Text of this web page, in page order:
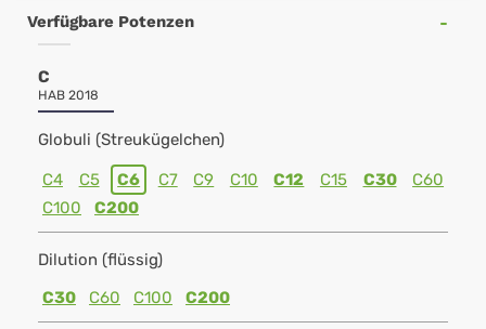
Verfügbare Potenzen
C
HAB 2018
Globuli (Streukügelchen)
C4 C5 C6 C7 C9 C10 C12 C15 C30
C60
C100
C200
Dilution (flüssig)
C30
C60 C100 C200